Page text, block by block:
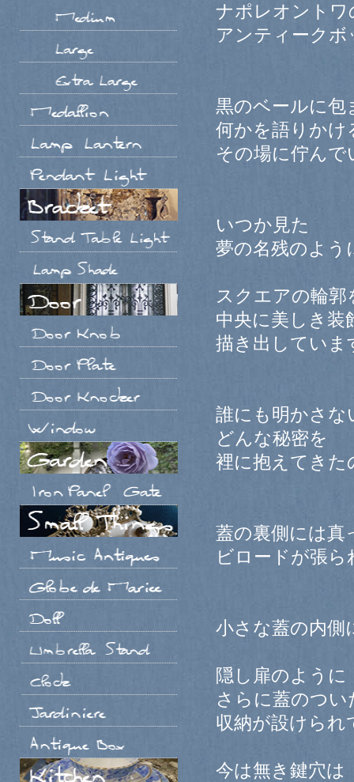
ナポレオントワ
アンティーク
黒のベールに包
何かを語りかけ
その場に佇んで
いつか見た
夢の名残のよう
スクエアの輪郭
中央に美しき装
描き出していま
誰にも明かさな
どんな秘密を
裡に抱えてきた
蓋の裏側には真
ビロードが張
小さな蓋の内側
隠し扉のように
さらに蓋のつい
収納が設けられ
今は無き鍵穴は